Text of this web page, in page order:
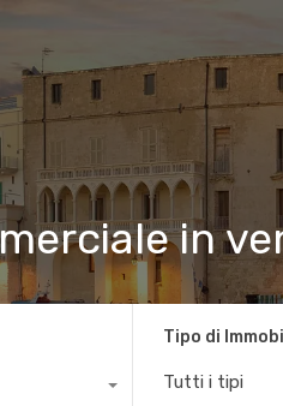
in
Tipo di
Tutti i tipi